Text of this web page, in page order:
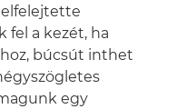
elfelejtette
fel a kezét, ha
búcsút inthet
egy